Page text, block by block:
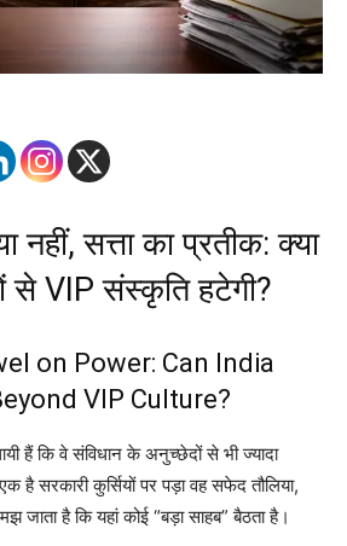
नहीं, सत्ता का प्रतीक: क्या
से VIP संस्कृति हटेगी?
on Power: Can India
VIP Culture?
हैं कि वे संविधान के अनुच्छेदों से भी ज्यादा
सरकारी कुर्सियों पर पड़ा वह सफेद तौलिया,
है कि यहां कोई “बड़ा साहब” बैठता है।